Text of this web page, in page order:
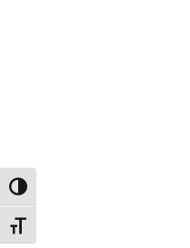
Zmień kontrast
Rozmiar czcionki